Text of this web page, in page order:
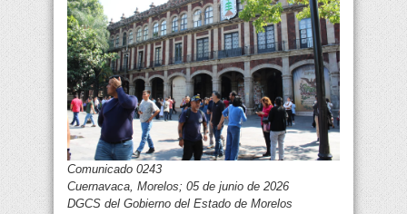
Comunicado 0243
Cuernavaca, Morelos; 05 de junio de 2026
DGCS del Gobierno del Estado de Morelos